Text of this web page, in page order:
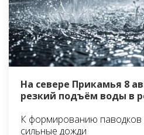
На севере Прикамья 8
резкий подъём воды в
К формированию паводков
сильные дожди